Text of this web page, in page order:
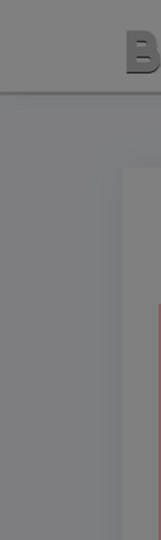
content